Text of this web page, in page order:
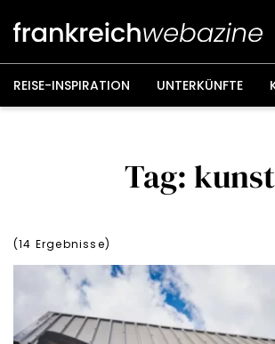
Inhalt
REISE-INSPIRATION UNTERKÜNFTE
Tag: kunst
(14 Ergebnisse)